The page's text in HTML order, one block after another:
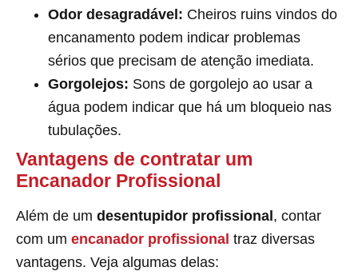
Odor desagradável: Cheiros ruins vindos do
encanamento podem indicar problemas
sérios que precisam de atenção imediata.
Gorgolejos: Sons de gorgolejo ao usar a
água podem indicar que há um bloqueio nas
tubulações.
Vantagens de contratar um
Encanador Profissional
Além de um desentupidor profissional , contar
com um encanador profissional traz diversas
vantagens. Veja algumas delas: